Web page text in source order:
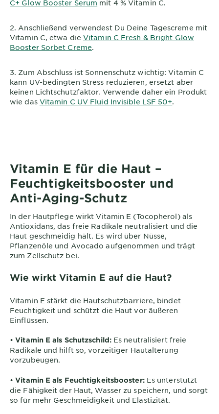
C+ Glow Booster Serum mit 4 % Vitamin C.
2. Anschließend verwendest Du Deine Tagescreme mit
Vitamin C, etwa die Vitamin C Fresh & Bright Glow
Booster Sorbet Creme.
3. Zum Abschluss ist Sonnenschutz wichtig: Vitamin C
kann UV-bedingten Stress reduzieren, ersetzt aber
keinen Lichtschutzfaktor. Verwende daher ein Produkt
wie das Vitamin C UV Fluid Invisible LSF 50+.
Vitamin E für die Haut –
Feuchtigkeitsbooster und
Anti-Aging-Schutz
In der Hautpflege wirkt Vitamin E (Tocopherol) als
Antioxidans, das freie Radikale neutralisiert und die
Haut geschmeidig hält. Es wird über Nüsse,
Pflanzenöle und Avocado aufgenommen und trägt
zum Zellschutz bei.
Wie wirkt Vitamin E auf die Haut?
Vitamin E stärkt die Hautschutzbarriere, bindet
Feuchtigkeit und schützt die Haut vor äußeren
Einflüssen.
•Vitamin E als Schutzschild:Es neutralisiert freie
Radikale und hilft so, vorzeitiger Hautalterung
vorzubeugen.
•Vitamin E als Feuchtigkeitsbooster:Es unterstützt
die Fähigkeit der Haut, Wasser zu speichern, und sorgt
so für mehr Geschmeidigkeit und Elastizität.